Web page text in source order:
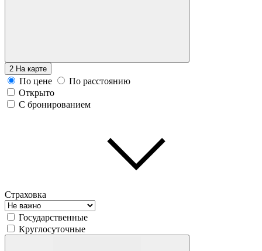
2 На карте
По цене
По расстоянию
Открыто
С бронированием
Страховка
Государственные
Круглосуточные